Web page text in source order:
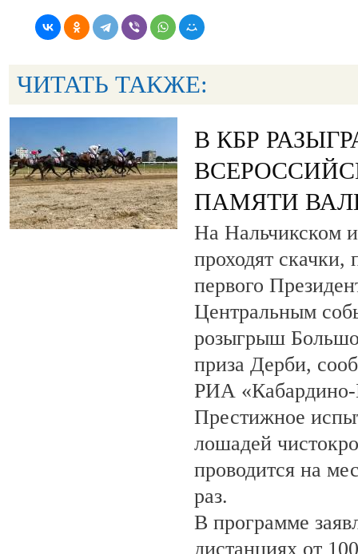
ЧИТАТЬ ТАКЖЕ:
В КБР
ПАМЯТИ
На Нальчикском
проходят
первого
Центральным
розыгрыш
приза Дерби,
РИА «Кабардино-
Престижное
лошадей
проводится на
раз.
В программе
дистанциях от